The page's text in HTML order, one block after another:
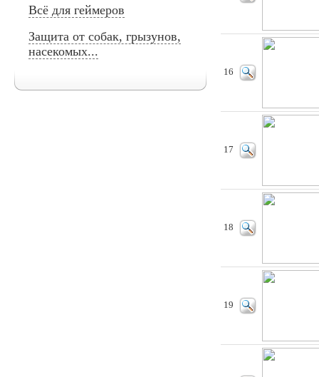
Всё для геймеров
Защита от собак, грызунов,
насекомых...
16
17
18
19